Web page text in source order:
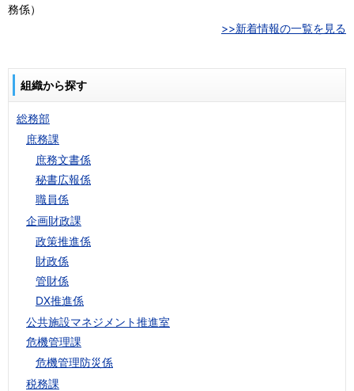
務係）
>>新着情報の一覧を見る
組織から探す
総務部
庶務課
庶務文書係
秘書広報係
職員係
企画財政課
政策推進係
財政係
管財係
DX推進係
公共施設マネジメント推進室
危機管理課
危機管理防災係
税務課